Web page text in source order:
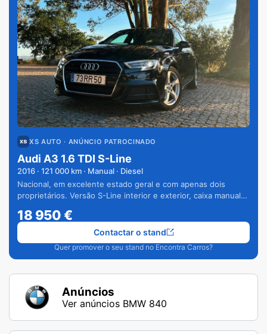
XS AUTO · ANÚNCIO PATROCINADO
Audi A3 1.6 TDI S-Line
2016 · 121 000 km · Manual · Diesel
Nacional, em excelente estado geral e com apenas dois
proprietários. Versão S-Line interior e exterior, caixa manual
18 950€
Quer promover o seu stand no Encontra Carros?
Contactar o stand
Anúncios
Ver anúncios BMW 840